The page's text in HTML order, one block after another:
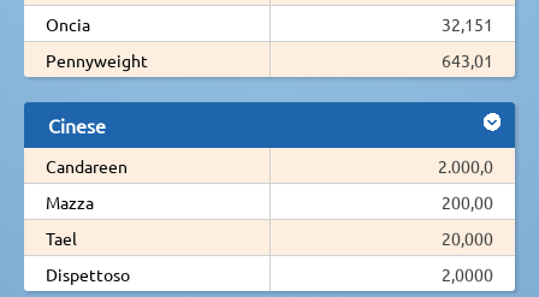
Oncia
32,151
Pennyweight
643,01
Cinese
Candareen
2.000,0
Mazza
200,00
Tael
20,000
Dispettoso
2,0000